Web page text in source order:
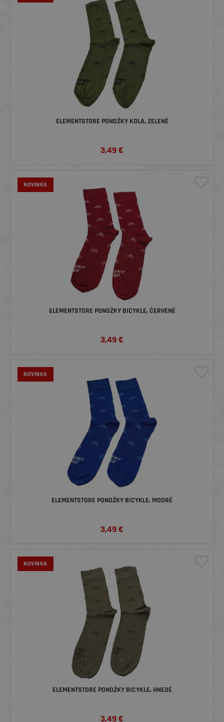
ELEMENTSTORE PONOŽKY KOLA, ZELENÉ
3,49€
NOVINKA
ELEMENTSTORE PONOŽKY BICYKLE, ČERVENÉ
3,49€
NOVINKA
ELEMENTSTORE PONOŽKY BICYKLE, MODRÉ
3,49€
NOVINKA
ELEMENTSTORE PONOŽKY BICYKLE, HNEDÉ
3,49€